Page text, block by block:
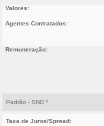
Valores:
Agentes Contratados:
Remuneração:
Padrão - SND *
Taxa de Juros/Spread: